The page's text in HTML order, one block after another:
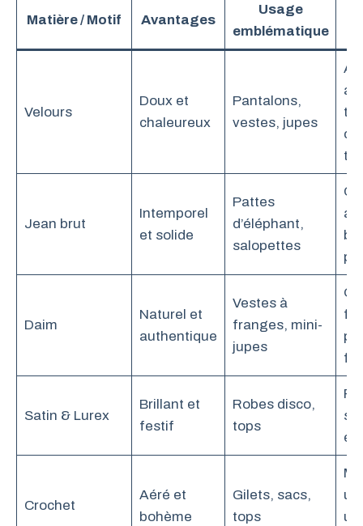
Matière / Motif Avantages
Usage
emblématique
Velours
Doux et
chaleureux
Pantalons,
vestes, jupes
Jean brut
Intemporel
et solide
Pattes
d’éléphant,
salopettes
Daim
Naturel et
authentique
Vestes à
franges, mini-
jupes
Satin & Lurex
Brillant et
festif
Robes disco,
tops
Crochet
Aéré et
bohème
Gilets, sacs,
tops
un